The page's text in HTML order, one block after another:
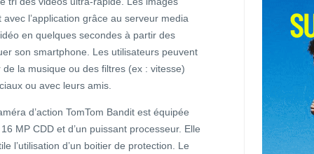
l’application grâce au serveur media
en quelques secondes à partir des
son smartphone. Les utilisateurs peuvent
la musique ou des filtres (ex : vitesse)
ou avec leurs amis.
d’action TomTom Bandit est équipée
MP CDD et d’un puissant processeur. Elle
l’utilisation d’un boitier de protection. Le